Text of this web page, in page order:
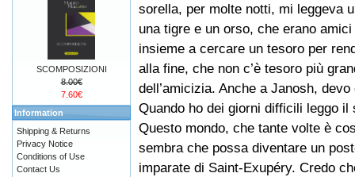
sorella, per molte notti, mi leggeva
una tigre e un orso, che erano
insieme a cercare un tesoro per
alla fine, che non c’è tesoro più
dell’amicizia. Anche a Janosh,
Quando ho dei giorni difficili leggo
Questo mondo, che tante volte è
sembra che possa diventare un
imparate di Saint-Exupéry. Credo
SCOMPOSIZIONI
8.00€
7.60€
Information
Shipping & Returns
Privacy Notice
Conditions of Use
Contact Us